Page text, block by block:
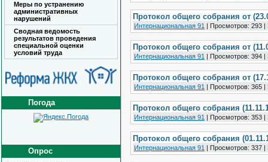
Меры по устранению
административных
нарушений
Сводная ведомость
результатов проведения
специальной оценки
условий труда
Погода
Опрос
Протокол общего собрания от
Интернациональная 91 Просмотров: 293
Протокол общего собрания от
Интернациональная 91 Просмотров: 394
Протокол общего собрания от
Интернациональная 91 Просмотров: 365
Протокол общего собрания
Интернациональная 91 Просмотров: 353
Протокол общего собрания
Интернациональная 91 Просмотров: 337